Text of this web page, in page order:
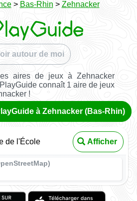
> Bas-Rhin > Zehnacker
autour de moi
aires de jeux à Zehnacker
connaît 1 aire de jeux
!
à Zehnacker (Bas-Rhin)
de l'École Afficher